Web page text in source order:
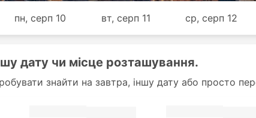
пн, серп 10 вт, серп 11 ср, серп 12
дату чи місце розташування.
знайти на завтра, іншу дату або просто